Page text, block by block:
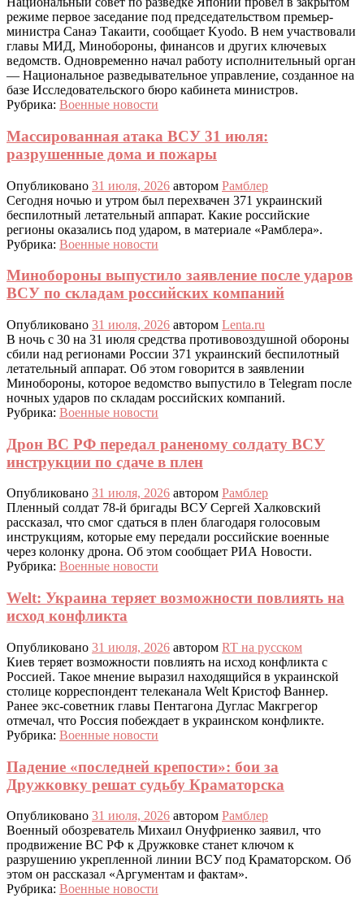
режиме первое заседание под председательством премьер-
министра Санаэ Такаити, сообщает Kyodo. В нем участвовали
главы МИД, Минобороны, финансов и других ключевых
ведомств. Одновременно начал работу исполнительный орган
— Национальное разведывательное управление, созданное на
базе Исследовательского бюро кабинета министров.
Рубрика: Военные новости
Массированная атака ВСУ 31 июля:
разрушенные дома и пожары
Опубликовано 31 июля, 2026 автором Рамблер
Сегодня ночью и утром был перехвачен 371 украинский
беспилотный летательный аппарат. Какие российские
регионы оказались под ударом, в материале «Рамблера».
Рубрика: Военные новости
Минобороны выпустило заявление после ударов
ВСУ по складам российских компаний
Опубликовано 31 июля, 2026 автором Lenta.ru
В ночь с 30 на 31 июля средства противовоздушной обороны
сбили над регионами России 371 украинский беспилотный
летательный аппарат. Об этом говорится в заявлении
Минобороны, которое ведомство выпустило в Telegram после
ночных ударов по складам российских компаний.
Рубрика: Военные новости
Дрон ВС РФ передал раненому солдату ВСУ
инструкции по сдаче в плен
Опубликовано 31 июля, 2026 автором Рамблер
Пленный солдат 78-й бригады ВСУ Сергей Халковский
рассказал, что смог сдаться в плен благодаря голосовым
инструкциям, которые ему передали российские военные
через колонку дрона. Об этом сообщает РИА Новости.
Рубрика: Военные новости
Welt: Украина теряет возможности повлиять на
исход конфликта
Опубликовано 31 июля, 2026 автором RT на русском
Киев теряет возможности повлиять на исход конфликта с
Россией. Такое мнение выразил находящийся в украинской
столице корреспондент телеканала Welt Кристоф Ваннер.
Ранее экс-советник главы Пентагона Дуглас Макгрегор
отмечал, что Россия побеждает в украинском конфликте.
Рубрика: Военные новости
Падение «последней крепости»: бои за
Дружковку решат судьбу Краматорска
Опубликовано 31 июля, 2026 автором Рамблер
Военный обозреватель Михаил Онуфриенко заявил, что
продвижение ВС РФ к Дружковке станет ключом к
разрушению укрепленной линии ВСУ под Краматорском. Об
этом он рассказал «Аргументам и фактам».
Рубрика: Военные новости